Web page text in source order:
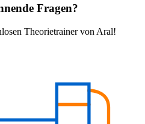
Fragen?
Theorietrainer von Aral!